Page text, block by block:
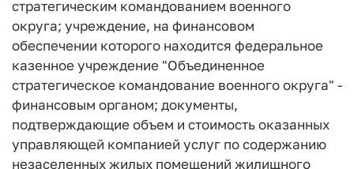
стратегическим командованием военного
округа; учреждение, на финансовом
обеспечении которого находится федеральное
казенное учреждение "Объединенное
стратегическое командование военного округа" -
финансовым органом; документы,
подтверждающие объем и стоимость оказанных
управляющей компанией услуг по содержанию
незаселенных жилых помещений жилищного